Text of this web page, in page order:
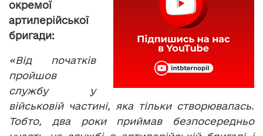
окремої
артилерійської
бригади:
«Від початків
пройшов
службу у
військовій частині, яка тільки створювалась.
Тобто, два роки приймав безпосередньо